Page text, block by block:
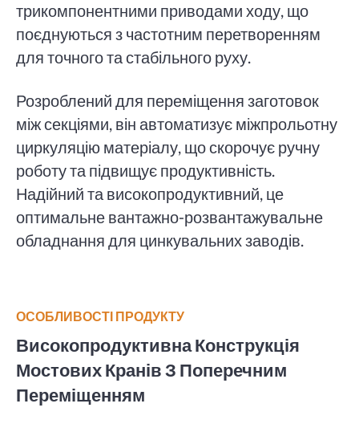
трикомпонентними приводами ходу, що
поєднуються з частотним перетворенням
для точного та стабільного руху.
Розроблений для переміщення заготовок
між секціями, він автоматизує міжпрольотну
циркуляцію матеріалу, що скорочує ручну
роботу та підвищує продуктивність.
Надійний та високопродуктивний, це
оптимальне вантажно-розвантажувальне
обладнання для цинкувальних заводів.
ОСОБЛИВОСТІ ПРОДУКТУ
Високопродуктивна Конструкція
Мостових Кранів З Поперечним
Переміщенням